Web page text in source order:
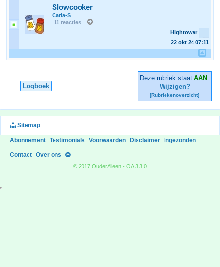
Slowcooker
Carla-S
11 reacties
Hightower
22 okt 24 07:11
Logboek
Deze rubriek staat AAN .
Wijzigen?
[Rubriekenoverzicht]
Sitemap
Abonnement Testimonials Voorwaarden Disclaimer Ingezonden
Contact Over ons
© 2017 OuderAlleen - OA 3.3.0